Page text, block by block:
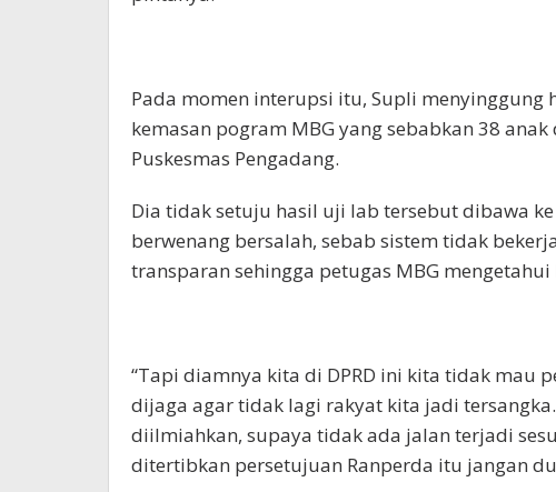
Pada momen interupsi itu, Supli
kemasan pogram MBG yang sebabkan 38
Puskesmas Pengadang.
Dia tidak setuju hasil uji lab tersebut dibawa
berwenang bersalah, sebab sistem tidak
transparan sehingga petugas MBG mengetahui
“Tapi diamnya kita di DPRD ini kita tidak mau
dijaga agar tidak lagi rakyat kita jadi
diilmiahkan, supaya tidak ada jalan terjadi
ditertibkan persetujuan Ranperda itu jangan